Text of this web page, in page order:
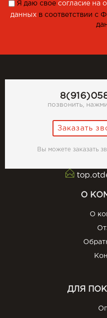
Я даю свое согласие на
данных в соответствии с
позвонить,
Заказать
Вы можете заказать
О
О
ДЛЯ